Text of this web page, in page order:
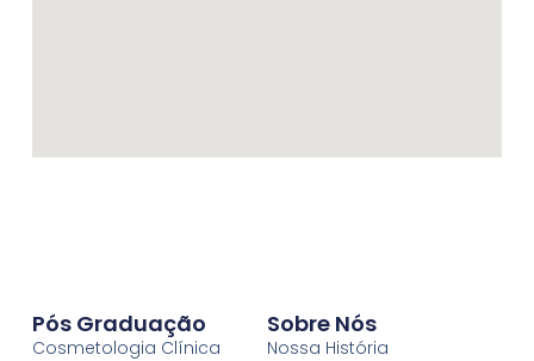
Pós Graduação
Cosmetologia Clínica
Sobre Nós
Nossa História